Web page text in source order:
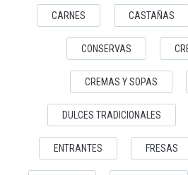
CARNES CASTAÑAS
CONSERVAS
CREMAS Y SOPAS
DULCES TRADICIONALES
ENTRANTES FRESAS